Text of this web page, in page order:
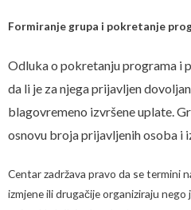
Formiranje grupa i pokretanje
Odluka o pokretanjuprograma i
da li je za njega prijavljen
blagovremeno izvršene uplate.
osnovu broja prijavljenih osoba i
Centar zadržava pravo da se termini
izmjene ili drugačije organiziraju